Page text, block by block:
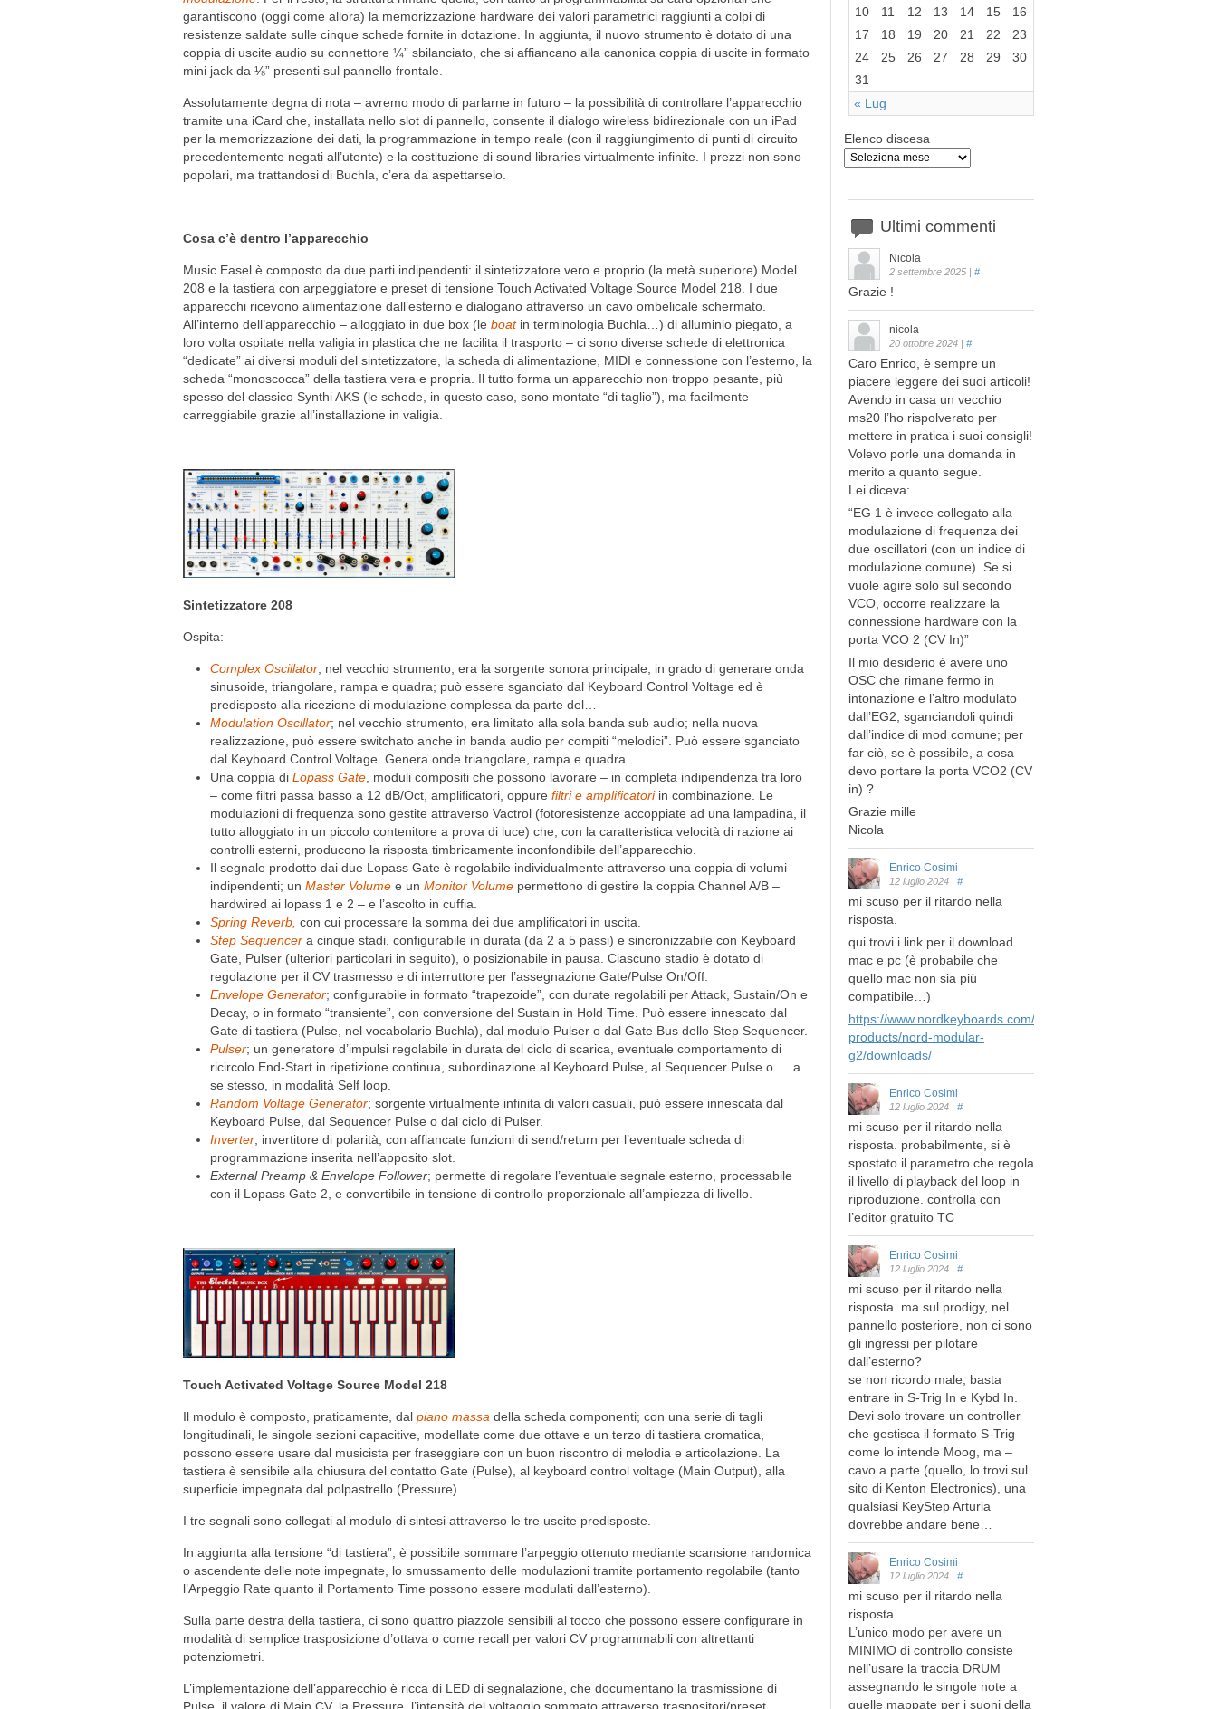
garantiscono (oggi come allora) la memorizzazione hardware dei valori parametrici raggiunti a colpi di
resistenze saldate sulle cinque schede fornite in dotazione. In aggiunta, il nuovo strumento è dotato di una
coppia di uscite audio su connettore ¼” sbilanciato, che si affiancano alla canonica coppia di uscite in formato
mini jack da ⅛” presenti sul pannello frontale.
Assolutamente degna di nota – avremo modo di parlarne in futuro – la possibilità di controllare l’apparecchio
tramite una iCard che, installata nello slot di pannello, consente il dialogo wireless bidirezionale con un iPad
per la memorizzazione dei dati, la programmazione in tempo reale (con il raggiungimento di punti di circuito
precedentemente negati all’utente) e la costituzione di sound libraries virtualmente infinite. I prezzi non sono
popolari, ma trattandosi di Buchla, c’era da aspettarselo.
Cosa c’è dentro l’apparecchio
Music Easel è composto da due parti indipendenti: il sintetizzatore vero e proprio (la metà superiore) Model
208 e la tastiera con arpeggiatore e preset di tensione Touch Activated Voltage Source Model 218. I due
apparecchi ricevono alimentazione dall’esterno e dialogano attraverso un cavo ombelicale schermato.
All’interno dell’apparecchio – alloggiato in due box (le boat in terminologia Buchla…) di alluminio piegato, a
loro volta ospitate nella valigia in plastica che ne facilita il trasporto – ci sono diverse schede di elettronica
“dedicate” ai diversi moduli del sintetizzatore, la scheda di alimentazione, MIDI e connessione con l’esterno, la
scheda “monoscocca” della tastiera vera e propria. Il tutto forma un apparecchio non troppo pesante, più
spesso del classico Synthi AKS (le schede, in questo caso, sono montate “di taglio”), ma facilmente
carreggiabile grazie all’installazione in valigia.
Sintetizzatore 208
Ospita:
Complex Oscillator; nel vecchio strumento, era la sorgente sonora principale, in grado di generare onda
sinusoide, triangolare, rampa e quadra; può essere sganciato dal Keyboard Control Voltage ed è
predisposto alla ricezione di modulazione complessa da parte del…
Modulation Oscillator; nel vecchio strumento, era limitato alla sola banda sub audio; nella nuova
realizzazione, può essere switchato anche in banda audio per compiti “melodici”. Può essere sganciato
dal Keyboard Control Voltage. Genera onde triangolare, rampa e quadra.
Una coppia di Lopass Gate , moduli compositi che possono lavorare – in completa indipendenza tra loro
– come filtri passa basso a 12 dB/Oct, amplificatori, oppure filtri e amplificatori in combinazione. Le
modulazioni di frequenza sono gestite attraverso Vactrol (fotoresistenze accoppiate ad una lampadina, il
tutto alloggiato in un piccolo contenitore a prova di luce) che, con la caratteristica velocità di razione ai
controlli esterni, producono la risposta timbricamente inconfondibile dell’apparecchio.
Il segnale prodotto dai due Lopass Gate è regolabile individualmente attraverso una coppia di volumi
indipendenti; un Master Volume e un Monitor Volume permettono di gestire la coppia Channel A/B –
hardwired ai lopass 1 e 2 – e l’ascolto in cuffia.
Spring Reverb, con cui processare la somma dei due amplificatori in uscita.
Step Sequencer a cinque stadi, configurabile in durata (da 2 a 5 passi) e sincronizzabile con Keyboard
Gate, Pulser (ulteriori particolari in seguito), o posizionabile in pausa. Ciascuno stadio è dotato di
regolazione per il CV trasmesso e di interruttore per l’assegnazione Gate/Pulse On/Off.
Envelope Generator; configurabile in formato “trapezoide”, con durate regolabili per Attack, Sustain/On e
Decay, o in formato “transiente”, con conversione del Sustain in Hold Time. Può essere innescato dal
Gate di tastiera (Pulse, nel vocabolario Buchla), dal modulo Pulser o dal Gate Bus dello Step Sequencer.
Pulser; un generatore d’impulsi regolabile in durata del ciclo di scarica, eventuale comportamento di
ricircolo End-Start in ripetizione continua, subordinazione al Keyboard Pulse, al Sequencer Pulse o… a
se stesso, in modalità Self loop.
Random Voltage Generator; sorgente virtualmente infinita di valori casuali, può essere innescata dal
Keyboard Pulse, dal Sequencer Pulse o dal ciclo di Pulser.
Inverter; invertitore di polarità, con affiancate funzioni di send/return per l’eventuale scheda di
programmazione inserita nell’apposito slot.
External Preamp & Envelope Follower; permette di regolare l’eventuale segnale esterno, processabile
con il Lopass Gate 2, e convertibile in tensione di controllo proporzionale all’ampiezza di livello.
Touch Activated Voltage Source Model 218
Il modulo è composto, praticamente, dal piano massa della scheda componenti; con una serie di tagli
longitudinali, le singole sezioni capacitive, modellate come due ottave e un terzo di tastiera cromatica,
possono essere usare dal musicista per fraseggiare con un buon riscontro di melodia e articolazione. La
tastiera è sensibile alla chiusura del contatto Gate (Pulse), al keyboard control voltage (Main Output), alla
superficie impegnata dal polpastrello (Pressure).
I tre segnali sono collegati al modulo di sintesi attraverso le tre uscite predisposte.
In aggiunta alla tensione “di tastiera”, è possibile sommare l’arpeggio ottenuto mediante scansione randomica
o ascendente delle note impegnate, lo smussamento delle modulazioni tramite portamento regolabile (tanto
l’Arpeggio Rate quanto il Portamento Time possono essere modulati dall’esterno).
Sulla parte destra della tastiera, ci sono quattro piazzole sensibili al tocco che possono essere configurare in
modalità di semplice trasposizione d’ottava o come recall per valori CV programmabili con altrettanti
potenziometri.
L’implementazione dell’apparecchio è ricca di LED di segnalazione, che documentano la trasmissione di
« Lug
10
11 12 13 14 15
16
17
18 19 20 21 22
23
24
25 26 27 28 29
30
31
Elenco discesa
Ultimi commenti
Nicola
2 settembre 2025 | #
Grazie !
nicola
20 ottobre 2024 | #
Caro Enrico, è sempre un
piacere leggere dei suoi articoli!
Avendo in casa un vecchio
ms20 l’ho rispolverato per
mettere in pratica i suoi consigli!
Volevo porle una domanda in
merito a quanto segue.
Lei diceva:
“EG 1 è invece collegato alla
modulazione di frequenza dei
due oscillatori (con un indice di
modulazione comune). Se si
vuole agire solo sul secondo
VCO, occorre realizzare la
connessione hardware con la
porta VCO 2 (CV In)”
Il mio desiderio é avere uno
OSC che rimane fermo in
intonazione e l’altro modulato
dall’EG2, sganciandoli quindi
dall’indice di mod comune; per
far ciò, se è possibile, a cosa
devo portare la porta VCO2 (CV
in) ?
Grazie mille
Nicola
Enrico Cosimi
12 luglio 2024 | #
mi scuso per il ritardo nella
risposta.
qui trovi i link per il download
mac e pc (è probabile che
quello mac non sia più
compatibile…)
https://www.nordkeyboards.com/legacy-
products/nord-modular-
g2/downloads/
Enrico Cosimi
12 luglio 2024 | #
mi scuso per il ritardo nella
risposta. probabilmente, si è
spostato il parametro che regola
il livello di playback del loop in
riproduzione. controlla con
l’editor gratuito TC
Enrico Cosimi
12 luglio 2024 | #
mi scuso per il ritardo nella
risposta. ma sul prodigy, nel
pannello posteriore, non ci sono
gli ingressi per pilotare
dall’esterno?
se non ricordo male, basta
entrare in S-Trig In e Kybd In.
Devi solo trovare un controller
che gestisca il formato S-Trig
come lo intende Moog, ma –
cavo a parte (quello, lo trovi sul
sito di Kenton Electronics), una
qualsiasi KeyStep Arturia
dovrebbe andare bene…
Enrico Cosimi
12 luglio 2024 | #
mi scuso per il ritardo nella
risposta.
L’unico modo per avere un
MINIMO di controllo consiste
nell’usare la traccia DRUM
assegnando le singole note a
quelle mappate per i suoni della